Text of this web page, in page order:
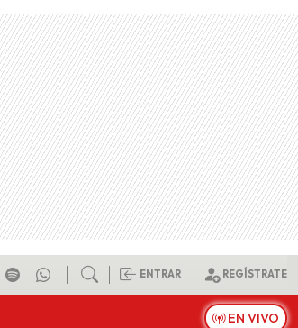
ENTRAR REGÍSTRATE
EN VIVO